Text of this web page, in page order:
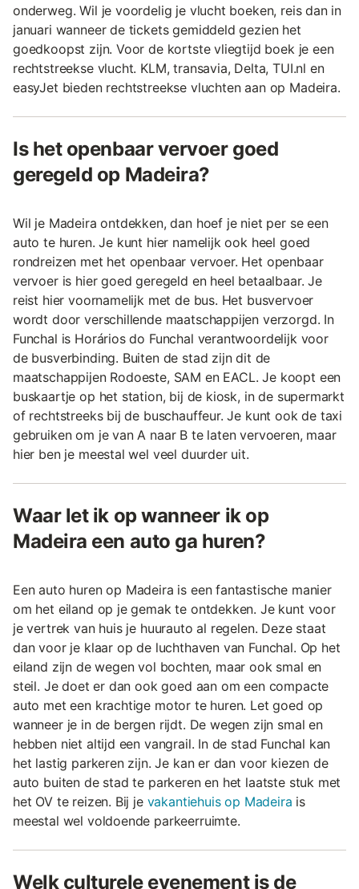
onderweg. Wil je voordelig je vlucht boeken, reis dan in
januari wanneer de tickets gemiddeld gezien het
goedkoopst zijn. Voor de kortste vliegtijd boek je een
rechtstreekse vlucht. KLM, transavia, Delta, TUI.nl en
easyJet bieden rechtstreekse vluchten aan op Madeira.
Is het openbaar vervoer goed
geregeld op Madeira?
Wil je Madeira ontdekken, dan hoef je niet per se een
auto te huren. Je kunt hier namelijk ook heel goed
rondreizen met het openbaar vervoer. Het openbaar
vervoer is hier goed geregeld en heel betaalbaar. Je
reist hier voornamelijk met de bus. Het busvervoer
wordt door verschillende maatschappijen verzorgd. In
Funchal is Horários do Funchal verantwoordelijk voor
de busverbinding. Buiten de stad zijn dit de
maatschappijen Rodoeste, SAM en EACL. Je koopt een
buskaartje op het station, bij de kiosk, in de supermarkt
of rechtstreeks bij de buschauffeur. Je kunt ook de taxi
gebruiken om je van A naar B te laten vervoeren, maar
hier ben je meestal wel veel duurder uit.
Waar let ik op wanneer ik op
Madeira een auto ga huren?
Een auto huren op Madeira is een fantastische manier
om het eiland op je gemak te ontdekken. Je kunt voor
je vertrek van huis je huurauto al regelen. Deze staat
dan voor je klaar op de luchthaven van Funchal. Op het
eiland zijn de wegen vol bochten, maar ook smal en
steil. Je doet er dan ook goed aan om een compacte
auto met een krachtige motor te huren. Let goed op
wanneer je in de bergen rijdt. De wegen zijn smal en
hebben niet altijd een vangrail. In de stad Funchal kan
het lastig parkeren zijn. Je kan er dan voor kiezen de
auto buiten de stad te parkeren en het laatste stuk met
het OV te reizen. Bij je vakantiehuis op Madeira is
meestal wel voldoende parkeerruimte.
Welk culturele evenement is de